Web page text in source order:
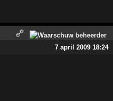
7 april 2009 18:24